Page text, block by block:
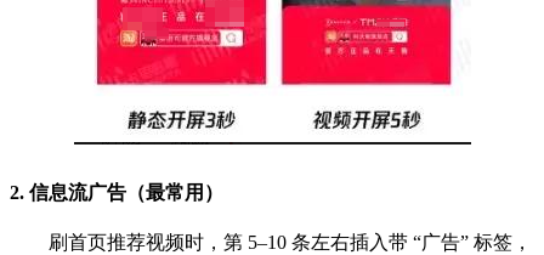
2. 信息流广告（最常用）
刷首页推荐视频时，第 5–10 条左右插入带 “广告” 标签，